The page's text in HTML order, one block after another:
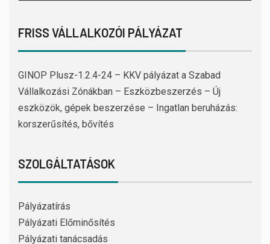
FRISS VÁLLALKOZÓI PÁLYÁZAT
GINOP Plusz-1.2.4-24 – KKV pályázat a Szabad
Vállalkozási Zónákban – Eszközbeszerzés – Új
eszközök, gépek beszerzése – Ingatlan beruházás:
korszerűsítés, bővítés
SZOLGÁLTATÁSOK
Pályázatírás
Pályázati Előminősítés
Pályázati tanácsadás